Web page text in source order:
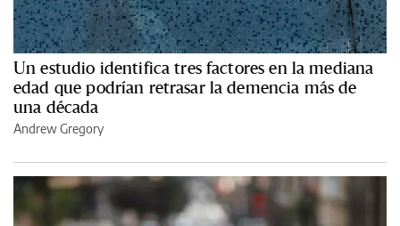
Un estudio identifica tres factores en la mediana
edad que podrían retrasar la demencia más de
una década
Andrew Gregory